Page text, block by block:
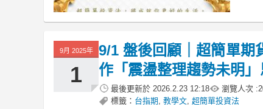
9月 2025年
1
9/1 盤後回顧｜超簡單期
作「震盪整理趨勢未明
最後更新於 2026.2.23 12:18 瀏覽人次 :
標籤： 台指期 教學文 超簡單投資法